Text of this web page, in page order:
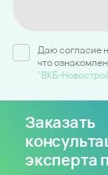
Даю согласие
что
"ВКБ-
Заказать
эксперта